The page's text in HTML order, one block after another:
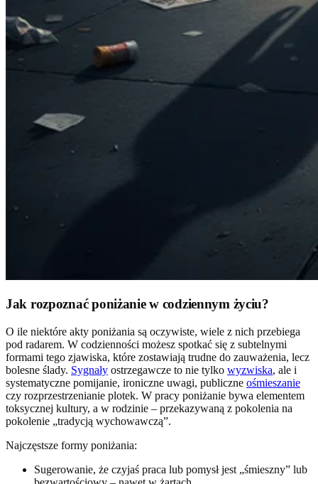
Jak rozpoznać poniżanie w codziennym życiu?
O ile niektóre akty poniżania są oczywiste, wiele z nich przebiega
pod radarem. W codzienności możesz spotkać się z subtelnymi
formami tego zjawiska, które zostawiają trudne do zauważenia, lecz
bolesne ślady. Sygnały ostrzegawcze to nie tylko wyzwiska, ale i
systematyczne pomijanie, ironiczne uwagi, publiczne ośmieszanie
czy rozprzestrzenianie plotek. W pracy poniżanie bywa elementem
toksycznej kultury, a w rodzinie – przekazywaną z pokolenia na
pokolenie „tradycją wychowawczą”.
Najczęstsze formy poniżania:
Sugerowanie, że czyjaś praca lub pomysł jest „śmieszny” lub